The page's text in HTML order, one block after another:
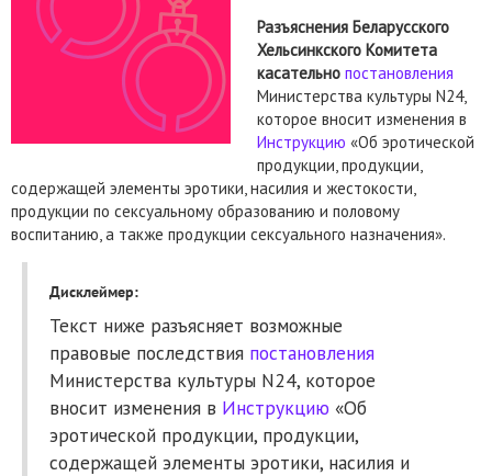
Разъяснения Беларусского
Хельсинкского Комитета
касательно постановления
Министерства культуры N24,
которое вносит изменения в
Инструкцию «Об эротической
продукции, продукции,
содержащей элементы эротики, насилия и жестокости,
продукции по сексуальному образованию и половому
воспитанию, а также продукции сексуального назначения».
Дисклеймер:
Текст ниже разъясняет возможные
правовые последствия постановления
Министерства культуры N24, которое
вносит изменения в Инструкцию «Об
эротической продукции, продукции,
содержащей элементы эротики, насилия и